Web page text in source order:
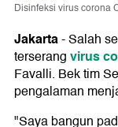
Disinfeksi virus corona
Jakarta-Salah
terserangvirus
Favalli. Bek tim
pengalaman
"Saya bangun